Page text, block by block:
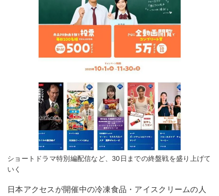
ショートドラマ特別編配信など、30日までの終盤戦を盛り上げて
いく
日本アクセスが開催中の冷凍食品・アイスクリームの人